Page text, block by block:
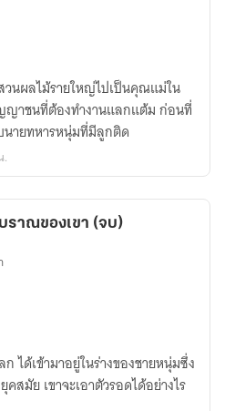
วนผลไม้รายใหญ่ไปเป็นคุณแม่ใน
ญาชนที่ต้องทำงานแลกแต้ม ก่อนที่
ายทหารหนุ่มที่มีลูกติด
.
ราณของเขา (จบ)
ได้เข้ามาอยู่ในร่างของชายหนุ่มซึ่ง
สมัย เขาจะเอาตัวรอดได้อย่างไร